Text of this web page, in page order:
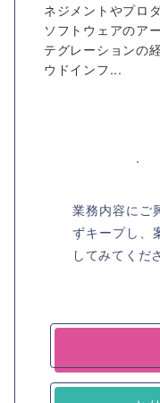
ネジメントやプロ
ソフトウェアのア
テグレーションの
ウドインフ...
業務内容にご
ずキープし、
してみてくだ